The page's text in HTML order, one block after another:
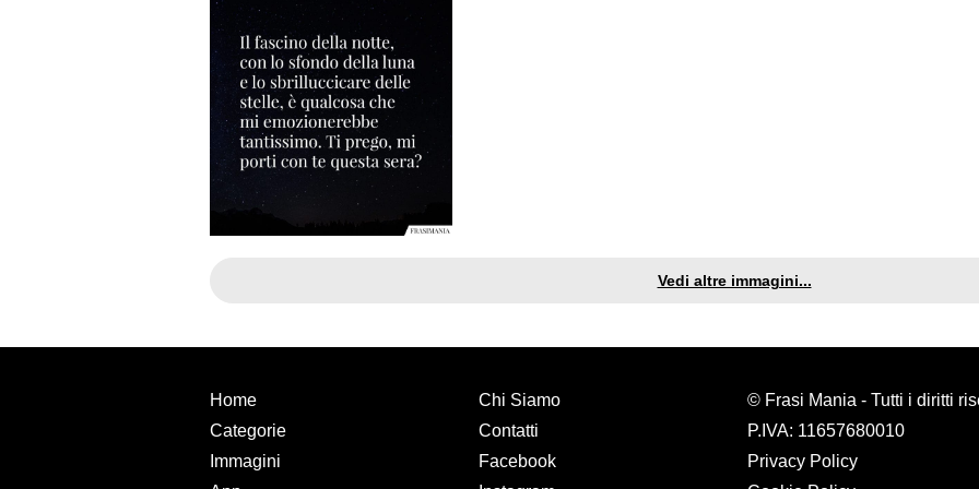
Vedi altre immagini...
Home
Categorie
Immagini
Chi Siamo
Contatti
Facebook
© Frasi Mania - Tutti i diritti
P.IVA: 11657680010
Privacy Policy